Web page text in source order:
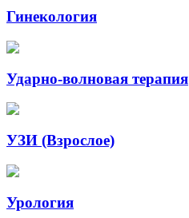
Гинекология
Ударно-волновая терапия
УЗИ (Взрослое)
Урология